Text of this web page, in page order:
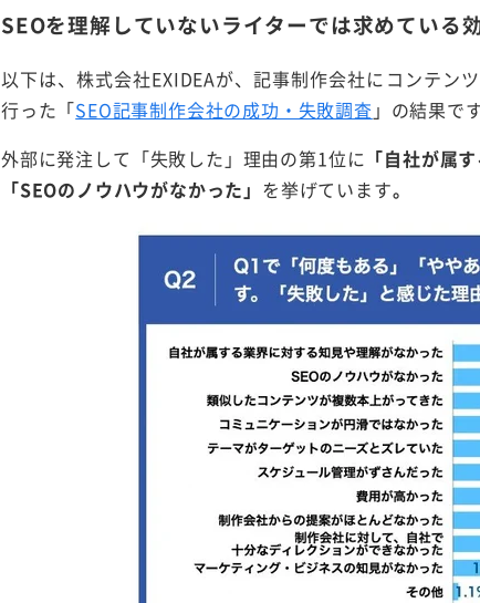
SEOを理解していないライターでは求めている
以下は、株式会社EXIDEAが、記事制作会社にコンテ
行った「SEO記事制作会社の成功・失敗調査 」の結果です
外部に発注して「失敗した」理由の第1位に 「自社が属
「SEOのノウハウがなかった」 を挙げています。